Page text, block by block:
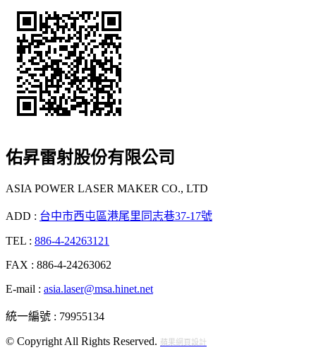
佑昇雷射股份有限公司
ASIA POWER LASER MAKER CO., LTD
ADD : 台中市西屯區港尾里同志巷37-17號
TEL : 886-4-24263121
FAX : 886-4-24263062
E-mail : asia.laser@msa.hinet.net
統一編號 : 79955134
© Copyright All Rights Reserved. 蘋果網頁設計